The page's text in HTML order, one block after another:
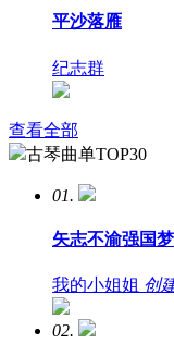
平沙落雁
纪志群
查看全部
古琴曲单TOP30
01.
矢志不渝强国
我的小姐姐 创
02.